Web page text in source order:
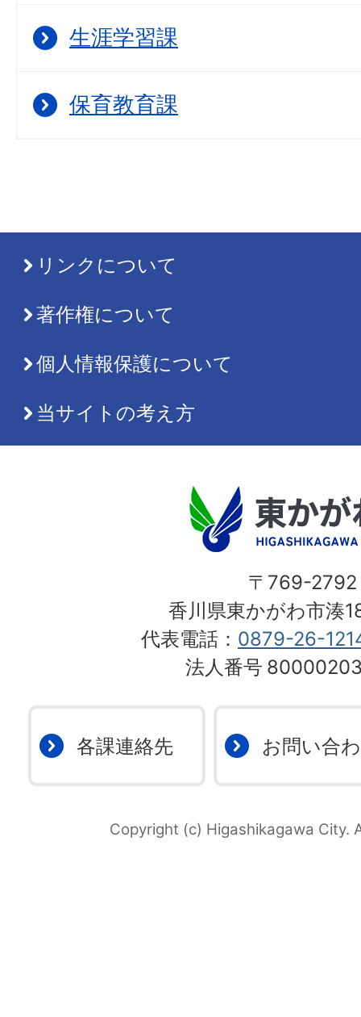
生涯学習課
保育教育課
リンクについて
著作権について
個人情報保護について
当サイトの考え方
〒769-2792
香川県東かがわ市湊
代表電話： 0879-26-
法人番号
各課連絡先 お問い合
Copyright (c) Higashikagawa City.